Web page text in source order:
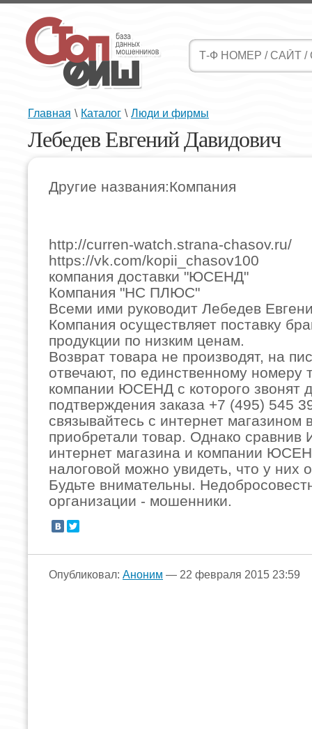
Главная \ Каталог \ Люди и фирмы
Лебедев Евгений Давидович
Другие названия:Компания
http://curren-watch.strana-chasov.ru/
https://vk.com/kopii_chasov100
компания доставки "ЮСЕНД"
Компания "НС ПЛЮС"
Всеми ими руководит Лебедев
Компания осуществляет поставку
продукции по низким ценам.
Возврат товара не производят, на
отвечают, по единственному номеру
компании ЮСЕНД с которого звонят
подтверждения заказа +7 (495) 545
связывайтесь с интернет магазином
приобретали товар. Однако
интернет магазина и компании
налоговой можно увидеть, что у них
Будьте внимательны.
организации - мошенники.
Опубликовал: Аноним — 22 февраля 2015 23:59